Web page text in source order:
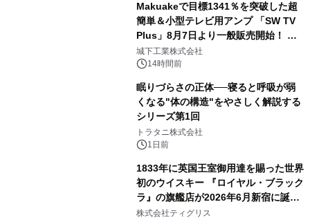
Makuakeで目標1341％を突破した超
簡単＆小型テレビ用アンプ 「SW TV
Plus」8月7日より一般販売開始！ ケ
ーブル1本つなぐだけ、テレビの音が
ぐっと豊かに
城下工業株式会社
14時間前
眠りづらさの正体──寝ると呼吸が弱
くなる"体の構造"をやさしく解説する
シリーズ第1回
トラタニ株式会社
1日前
1833年に英国王室御用達を賜った世界
初のウイスキー 『ロイヤル・ブラック
ラ』の旗艦店が2026年6月新宿に誕
生 バカルディ ジャパンと連携した
株式会社ティグリス